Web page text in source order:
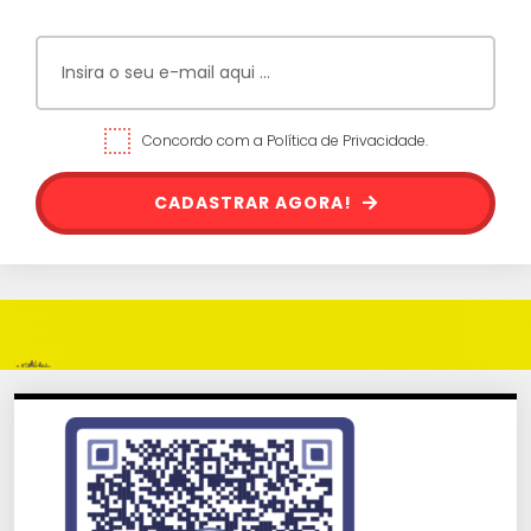
Concordo com a Política de Privacidade.
CADASTRAR AGORA!